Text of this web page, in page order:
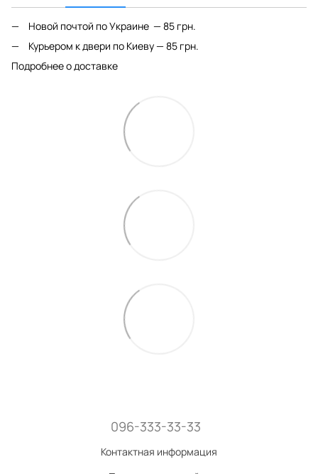
Новой почтой по Украине — 85 грн.
Курьером к двери по Киеву — 85 грн.
Подробнее о доставке
096-333-33-33
Контактная информация